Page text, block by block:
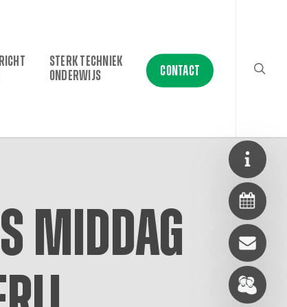
STERK TECHNIEK
ONDERWIJS
CONTACT
middag